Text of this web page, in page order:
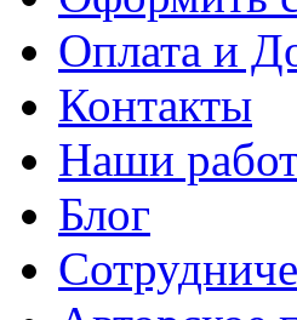
Оплата и
Контакты
Наши
Блог